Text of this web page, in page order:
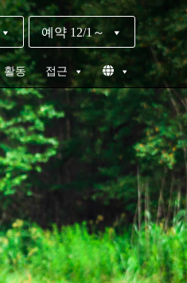
예약 12/1～
활동 접근